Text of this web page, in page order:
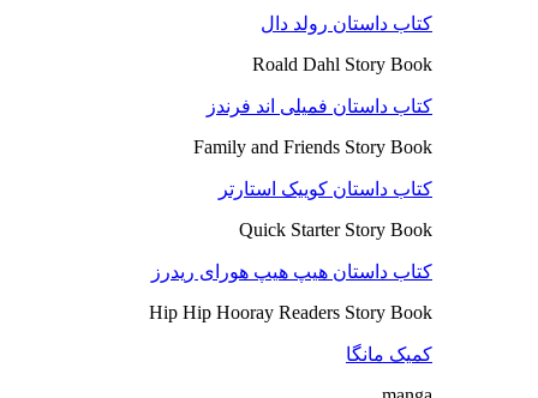
کتاب داستان رولد دال
Roald Dahl Story Book
کتاب داستان فمیلی اند فرندز
Family and Friends Story Book
کتاب داستان کوییک استارتر
Quick Starter Story Book
کتاب داستان هیپ هیپ هورای ریدرز
Hip Hip Hooray Readers Story Book
کمیک مانگا